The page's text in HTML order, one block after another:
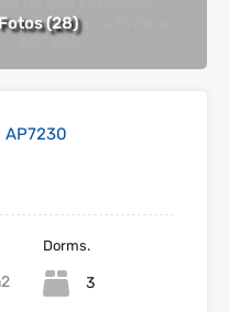
(28)
AP7230
Dorms.
3